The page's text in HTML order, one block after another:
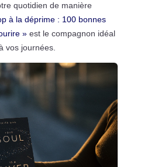
quotidien de manière
à la déprime : 100 bonnes
»est le compagnon idéal
vos journées.